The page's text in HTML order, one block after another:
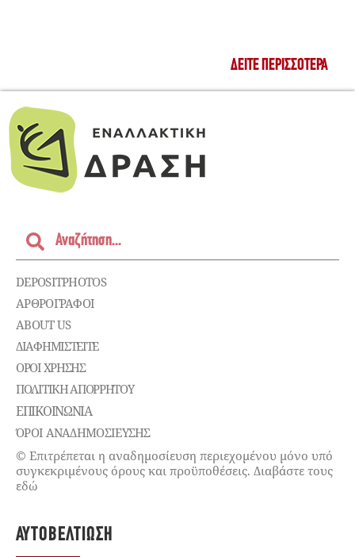
ΔΕΊΤΕ ΠΕΡΙΣΣΌΤΕΡΑ
DEPOSITPHOTOS
ΑΡΘΡΟΓΡΑΦΟΙ
ABOUT US
ΔΙΑΦΗΜΙΣΤΕΊΤΕ
ΌΡΟΙ ΧΡΉΣΗΣ
ΠΟΛΙΤΙΚΉ ΑΠΟΡΡΉΤΟΥ
ΕΠΙΚΟΙΝΩΝΊΑ
ΌΡΟΙ ΑΝΑΔΗΜΟΣΙΕΥΣΗΣ
© Επιτρέπεται η αναδημοσίευση περιεχομένου μόνο υπό
συγκεκριμένους όρους και προϋποθέσεις. Διαβάστε τους
εδώ
ΑΥΤΟΒΕΛΤΊΩΣΗ